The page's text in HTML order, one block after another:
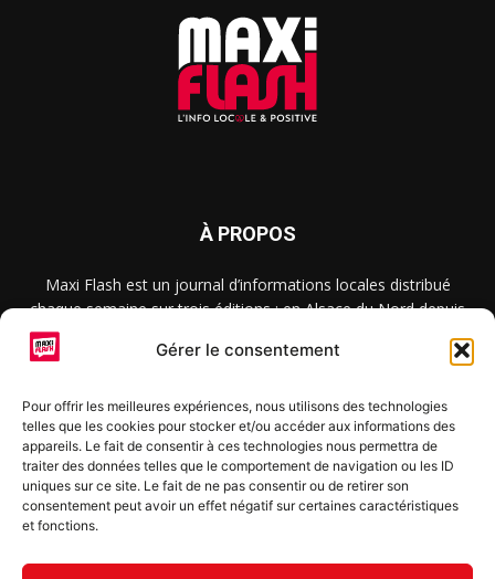
Gérer le consentement
Pour offrir les meilleures expériences, nous utilisons des technologies
telles que les cookies pour stocker et/ou accéder aux informations des
appareils. Le fait de consentir à ces technologies nous permettra de
traiter des données telles que le comportement de navigation ou les ID
uniques sur ce site. Le fait de ne pas consentir ou de retirer son
consentement peut avoir un effet négatif sur certaines caractéristiques
et fonctions.
À PROPOS
Maxi Flash est un journal d’informations locales distribué
chaque semaine sur trois éditions : en Alsace du Nord depuis
2015, dans les secteurs d’Obernai-Molsheim-Erstein depuis
2022, et à Colmar, Vignoble et Plaine depuis 2023.
SUIVEZ-NOUS
S'inscrire à la newsletter